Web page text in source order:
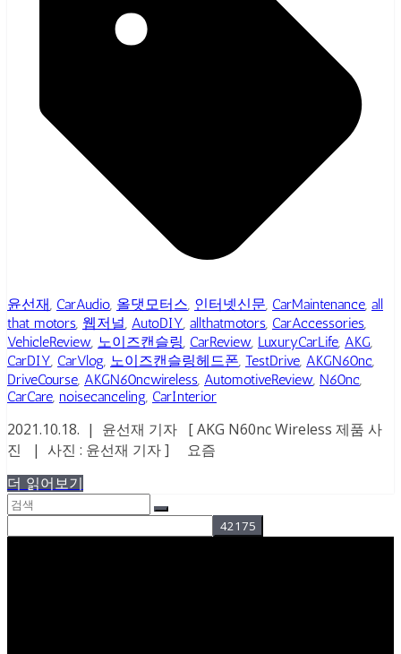
윤선재, CarAudio, 올댓모터스, 인터넷신문, CarMaintenance, all
that motors, 웹저널, AutoDIY, allthatmotors, CarAccessories,
VehicleReview, 노이즈캔슬링, CarReview, LuxuryCarLife, AKG,
CarDIY, CarVlog, 노이즈캔슬링헤드폰, TestDrive, AKGN60nc,
DriveCourse, AKGN60ncwireless, AutomotiveReview, N60nc,
CarCare, noisecanceling, CarInterior
2021.10.18. | 윤선재 기자 [ AKG N60nc Wireless 제품 사
진 | 사진 : 윤선재 기자 ] 요즘
더 읽어보기